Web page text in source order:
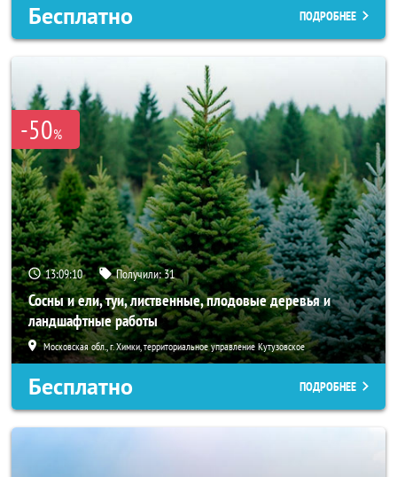
Бесплатно ПОДРОБНЕЕ
-50%
13:09:09 Получили:31
Сосны и ели, туи, лиственные, плодовые деревья и
ландшафтные работы
Московская обл., г. Химки, территориальное управление Кутузовское
Бесплатно ПОДРОБНЕЕ